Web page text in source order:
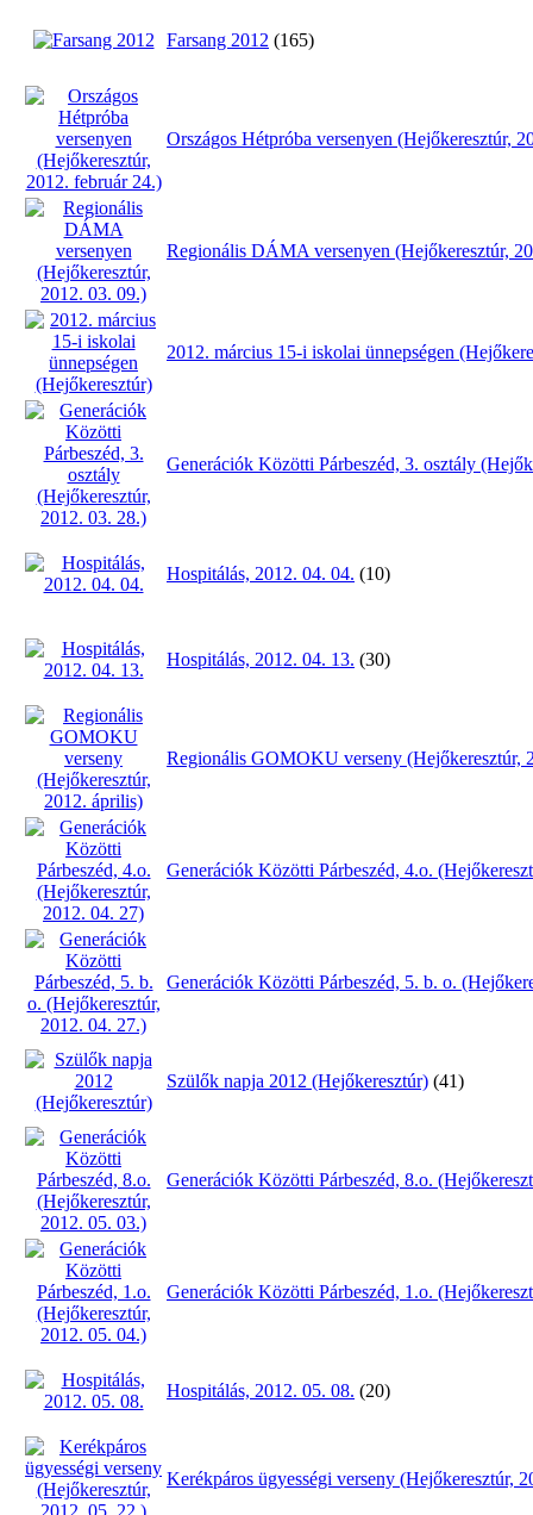
Farsang 2012 (165)
Országos Hétpróba versenyen (Hejőkeresztúr,
Regionális DÁMA versenyen (Hejőkeresztúr,
2012. március 15-i iskolai ünnepségen
Generációk Közötti Párbeszéd, 3. osztály
Hospitálás, 2012. 04. 04. (10)
Hospitálás, 2012. 04. 13. (30)
Regionális GOMOKU verseny (Hejőkeresztúr,
Generációk Közötti Párbeszéd, 4.o.
Generációk Közötti Párbeszéd, 5. b. o.
Szülők napja 2012 (Hejőkeresztúr) (41)
Generációk Közötti Párbeszéd, 8.o.
Generációk Közötti Párbeszéd, 1.o.
Hospitálás, 2012. 05. 08. (20)
Kerékpáros ügyességi verseny (Hejőkeresztúr,